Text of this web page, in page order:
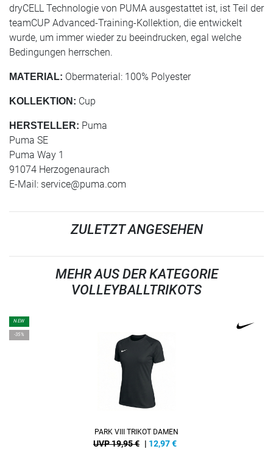
dryCELL Technologie von PUMA ausgestattet ist, ist Teil der
teamCUP Advanced-Training-Kollektion, die entwickelt
wurde, um immer wieder zu beeindrucken, egal welche
Bedingungen herrschen.
MATERIAL: Obermaterial: 100% Polyester
KOLLEKTION: Cup
HERSTELLER: Puma
Puma SE
Puma Way 1
91074 Herzogenaurach
E-Mail: service@puma.com
ZULETZT ANGESEHEN
MEHR AUS DER KATEGORIE
VOLLEYBALLTRIKOTS
NEW
-35%
PARK VIII TRIKOT DAMEN
UVP 19,95 € | 12,97€